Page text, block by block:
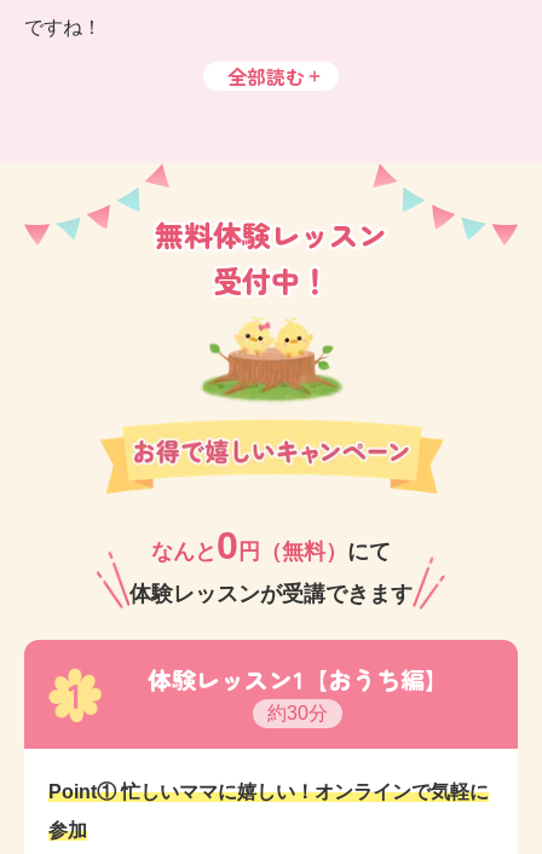
ですね！
全部読む
無料体験レッスン
受付中！
なんと 0 円（無料） にて
体験レッスンが受講できます
1 体験レッスン1【おうち編】
約30分
Point① 忙しいママに嬉しい！オンラインで気軽に
参加